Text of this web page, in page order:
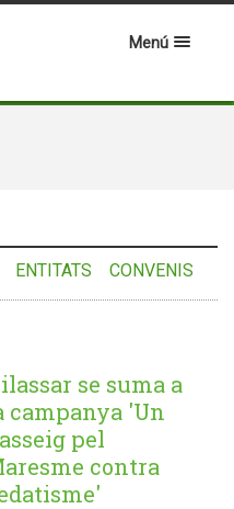
Menú
ENTITATS CONVENIS
se suma a
campanya 'Un
pel
contra